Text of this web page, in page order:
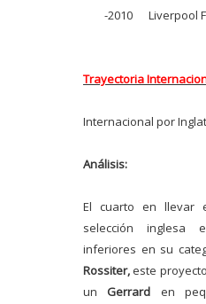
-2010 Liverpool
Trayectoria
Internacional por
Análisis:
El cuarto en llevar
selección inglesa
inferiores en su
Rossiter, este
un Gerrard en